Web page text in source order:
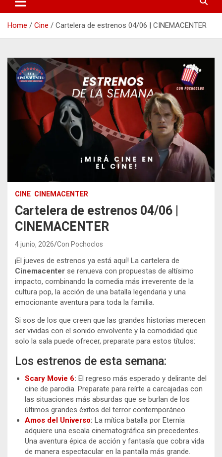
Home Cine Cartelera de estrenos 04/06 | CINEMACENTER
CINE CINEMACENTER
Cartelera de estrenos 04/06 |
CINEMACENTER
4 junio, 2026 Con Pochoclos
¡El jueves de estrenos ya está aquí! La cartelera de
Cinemacenter se renueva con propuestas de altísimo
impacto, combinando la comedia más irreverente de la
cultura pop, la acción de una batalla legendaria y una
emocionante aventura para toda la familia.
Si sos de los que creen que las grandes historias merecen
ser vividas con el sonido envolvente y la comodidad que
solo la sala puede ofrecer, preparate para estos títulos:
Los estrenos de esta semana:
Scary Movie 6: El regreso más esperado y delirante del
cine de parodia. Preparate para reírte a carcajadas con
las situaciones más absurdas que se burlan de los
últimos grandes éxitos del terror contemporáneo.
Amos del Universo: La mítica batalla por Eternia
adquiere una escala cinematográfica sin precedentes.
Una aventura épica de acción y fantasía que cobra vida
de manera espectacular en la pantalla más grande.